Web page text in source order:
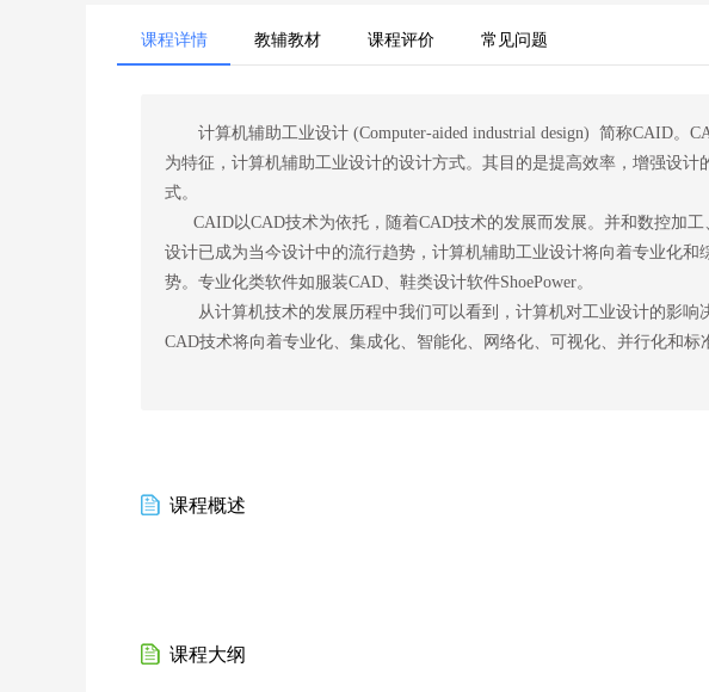
课程详情 教辅教材 课程评价 常见问题
计算机辅助工业设计 (Computer-aided industrial design) 简称CAID。
为特征，计算机辅助工业设计的设计方式。其目的是提高效率，增强设
式。
CAID以CAD技术为依托，随着CAD技术的发展而发展。并和数控加工
设计已成为当今设计中的流行趋势，计算机辅助工业设计将向着专业化
势。专业化类软件如服装CAD、鞋类设计软件ShoePower。
从计算机技术的发展历程中我们可以看到，计算机对工业设计的影响
CAD技术将向着专业化、集成化、智能化、网络化、可视化、并行化和标
课程概述
课程大纲